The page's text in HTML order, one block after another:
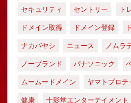
セキュリティ
セントリー
ト
ドメイン取得
ドメイン登録
ナカバヤシ
ニュース
ノムラ
ノーブランド
パナソニック
ムームードメイン
ヤマトプロテ
健康
十影堂エンターテイメント